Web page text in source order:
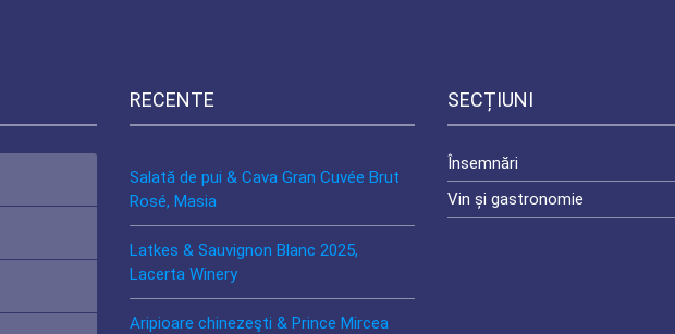
RECENTE
Salată de pui & Cava Gran Cuvée Brut
Rosé, Masia
Latkes & Sauvignon Blanc 2025,
Lacerta Winery
Aripioare chinezeşti & Prince Mircea
SECȚIUNI
Însemnări
Vin și gastronomie